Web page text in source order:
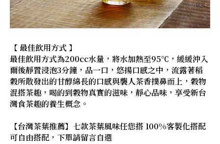
【 最佳飲用方式 】
最佳飲用方式為200cc水量，將水加熱至95℃，緩緩沖入
爾後靜置浸泡3分鐘，品一口，悠揚口感之中，流露著稻
穀所散發出的甘醇綿長的口感與襲人茶香撲鼻而上，穀物
混搭茶趣，喝的到穀物真實的滋味，靜心品味，享受新台
灣食茶趣的養生概念。
【台灣茶葉推薦】七款茶葉風味任您搭 100%客製化搭配
可自由搭配，下單請留言自選